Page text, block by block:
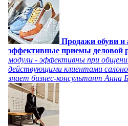
Продажи обуви и
эффективные приемы деловой
модули - эффективны при
действующими клиентами
знает бизнес-консультант Анна